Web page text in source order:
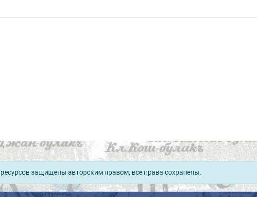
защищены авторским правом, все права сохранены.